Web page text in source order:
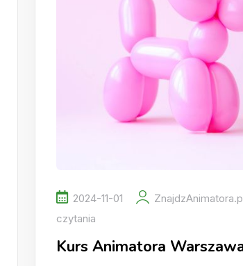
2024-11-01
czytania
Kurs Animatora